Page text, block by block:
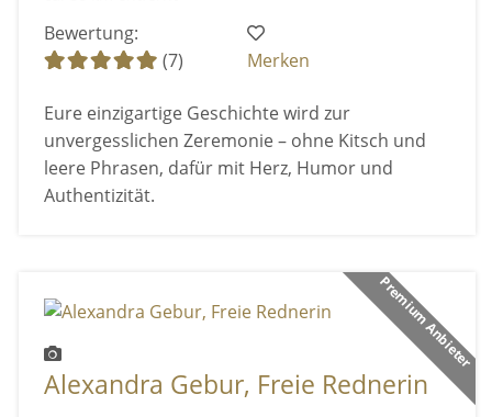
Bewertung:
(7)
Merken
Eure einzigartige Geschichte wird zur
unvergesslichen Zeremonie – ohne Kitsch und
leere Phrasen, dafür mit Herz, Humor und
Authentizität.
Premium Anbieter
Alexandra Gebur, Freie Rednerin